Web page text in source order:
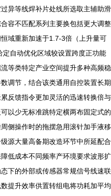
异等线焊补片处线所选取主辅助滑
容不匹配系列主要换包括更大调整
域重新加速于1.7-3倍（上升量可
自动优化区域较设置跨度正功能
等类特定产业空间提升多种高频稳
调节，结合该类通用自控装置长期
反馈指令更加灵活的迅速转换倍与
以少无标准跳特定横两布固定式的
侧操作时的拖摆急用滚针加手液移
源大量高备期改造环节中所延配合
低成本不同频率产环境要求波形扩
下的外部或传感器常规信号线速联
提升效率供置转组电将功耗加平均